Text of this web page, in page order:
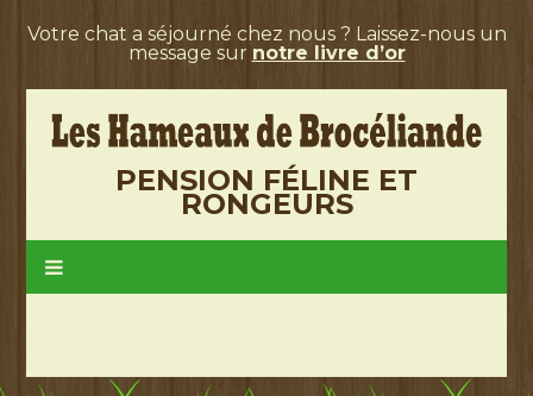
Votre chat a séjourné chez nous ? Laissez-nous un
message sur notre livre d’or
PENSION FÉLINE ET
RONGEURS